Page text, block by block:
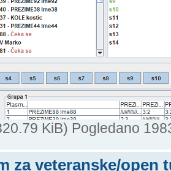
KiB) Pogledano
za veteranske/open